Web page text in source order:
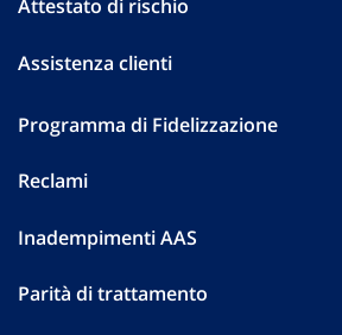
Attestato di rischio
Assistenza clienti
Programma di Fidelizzazione
Reclami
Inadempimenti AAS
Parità di trattamento